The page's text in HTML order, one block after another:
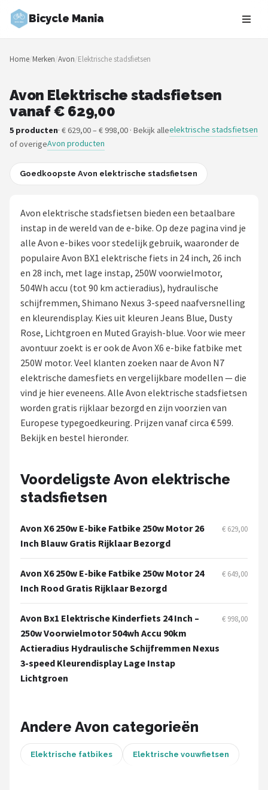
Bicycle Mania
Zoeken
NAVIGATIE
Merken
Blog
Fietsroutes
Stadsfietsen
Elektrische fietsen
Mountainbikes
Shop
POPULAIRE MERKEN
Basil
Volare
ABUS
New Looxs
Schwalbe
Voltano
Cortina
Alle merken →
Home/Merken/Avon/Elektrische stadsfietsen
Avon Elektrische stadsfietsen
vanaf € 629,00
5 producten· € 629,00 – € 998,00 · Bekijk alleelektrische stadsfietsen
of overigeAvon producten
Goedkoopste Avon elektrische stadsfietsen
Avon elektrische stadsfietsen bieden een betaalbare
instap in de wereld van de e-bike. Op deze pagina vind je
alle Avon e-bikes voor stedelijk gebruik, waaronder de
populaire Avon BX1 elektrische fiets in 24 inch, 26 inch
en 28 inch, met lage instap, 250W voorwielmotor,
504Wh accu (tot 90 km actieradius), hydraulische
schijfremmen, Shimano Nexus 3-speed naafversnelling
en kleurendisplay. Kies uit kleuren Jeans Blue, Dusty
Rose, Lichtgroen en Muted Grayish-blue. Voor wie meer
avontuur zoekt is er ook de Avon X6 e-bike fatbike met
250W motor. Veel klanten zoeken naar de Avon N7
elektrische damesfiets en vergelijkbare modellen — die
vind je hier eveneens. Alle Avon elektrische stadsfietsen
worden gratis rijklaar bezorgd en zijn voorzien van
Europese typegoedkeuring. Prijzen vanaf circa € 599.
Bekijk en bestel hieronder.
Voordeligste Avon elektrische
stadsfietsen
Avon X6 250w E-bike Fatbike 250w Motor 26
Inch Blauw Gratis Rijklaar Bezorgd
€ 629,00
Avon X6 250w E-bike Fatbike 250w Motor 24
Inch Rood Gratis Rijklaar Bezorgd
€ 649,00
Avon Bx1 Elektrische Kinderfiets 24 Inch –
250w Voorwielmotor 504wh Accu 90km
Actieradius Hydraulische Schijfremmen Nexus
3-speed Kleurendisplay Lage Instap
Lichtgroen
€ 998,00
Andere Avon categorieën
Elektrische fatbikes Elektrische vouwfietsen